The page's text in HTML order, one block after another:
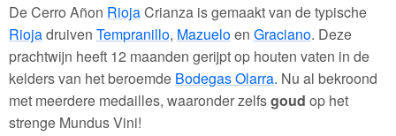
De Cerro Añon RiojaCrianza is gemaakt van de typische
Riojadruiven Tempranillo, Mazueloen Graciano. Deze
prachtwijn heeft 12 maanden gerijpt op houten vaten in de
kelders van het beroemde Bodegas Olarra. Nu al bekroond
met meerdere medailles, waaronder zelfsgoud op het
strenge Mundus Vini!